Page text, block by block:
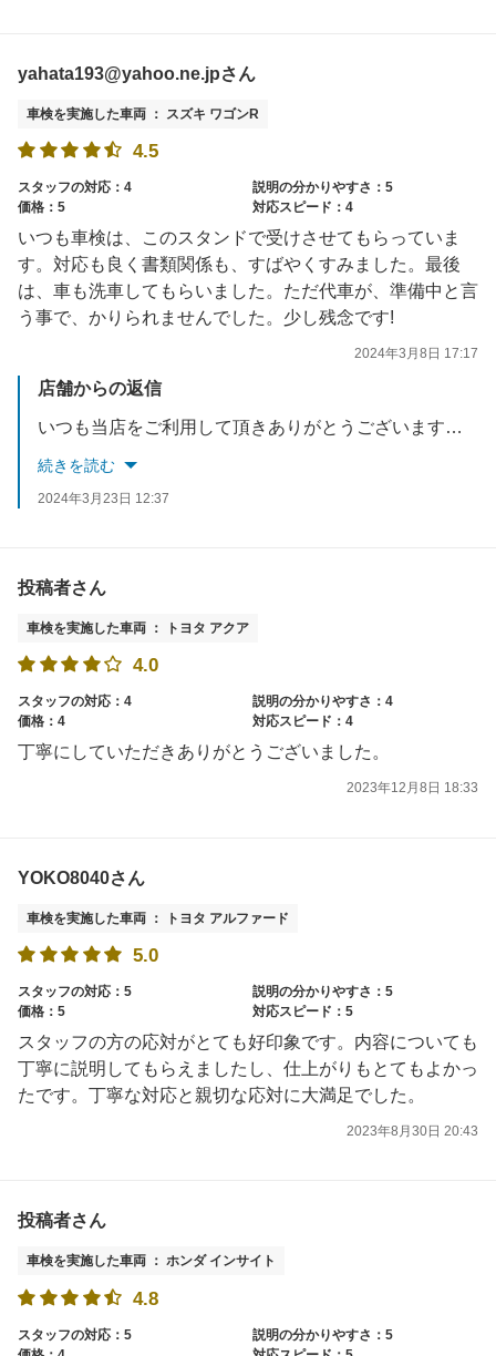
yahata193@yahoo.ne.jpさん
車検を実施した車両 ： スズキ ワゴンR
4.5
スタッフの対応：4
説明の分かりやすさ：5
価格：5
対応スピード：4
いつも車検は、このスタンドで受けさせてもらっていま
す。対応も良く書類関係も、すばやくすみました。最後
は、車も洗車してもらいました。ただ代車が、準備中と言
う事で、かりられませんでした。少し残念です!
2024年3月8日 17:17
店舗からの返信
いつも当店をご利用して頂きありがとうございます。代車の件、申し訳御座いませんでした。可能な限りお客様のご希望に添える様に今後とも努力していきますので、宜しくお願い致します。
続きを読む
2024年3月23日 12:37
投稿者さん
車検を実施した車両 ： トヨタ アクア
4.0
スタッフの対応：4
説明の分かりやすさ：4
価格：4
対応スピード：4
丁寧にしていただきありがとうございました。
2023年12月8日 18:33
YOKO8040さん
車検を実施した車両 ： トヨタ アルファード
5.0
スタッフの対応：5
説明の分かりやすさ：5
価格：5
対応スピード：5
スタッフの方の応対がとても好印象です。内容についても
丁寧に説明してもらえましたし、仕上がりもとてもよかっ
たです。丁寧な対応と親切な応対に大満足でした。
2023年8月30日 20:43
投稿者さん
車検を実施した車両 ： ホンダ インサイト
4.8
スタッフの対応：5
説明の分かりやすさ：5